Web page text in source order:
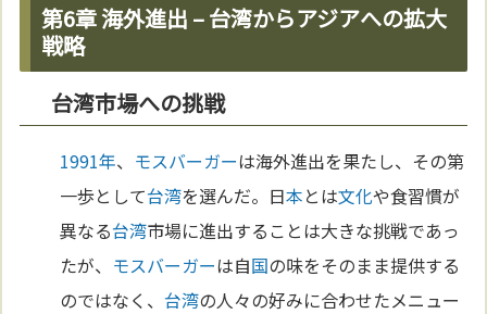
第6章 海外進出 – 台湾からアジアへの拡大
戦略
台湾市場への挑戦
1991年、 モスバーガーは海外進出を果たし、その第
一歩として台湾を選んだ。日本とは文化や食習慣が
異なる台湾市場に進出することは大きな挑戦であっ
たが、 モスバーガーは自国の味をそのまま提供する
のではなく、台湾の人々の好みに合わせたメニュー